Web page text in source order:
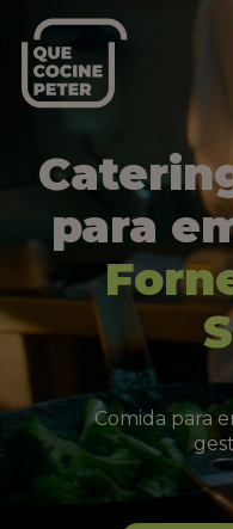
para
Comida para